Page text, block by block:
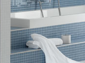
Sanitärbereich betrifft,
Haltbarkeit garantieren.
Innung Mittelfranken
Nürnberg.